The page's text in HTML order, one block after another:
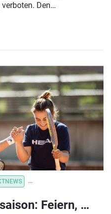
Den
LED-Technologie
70% Strom.
VEREINSVERWALTUNG
Ende der Sommersaison: Feiern, Planen und Motivieren